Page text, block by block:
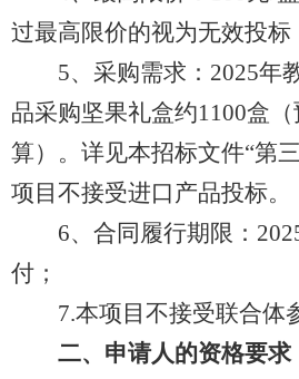
过最高限价的视为无效投标
5、采购需求：2025年
品采购坚果礼盒约1100盒
算）。详见本招标文件“第
项目不接受进口产品投标。
6、合同履行期限：
付；
7.本项目不接受联合体
二、申请人的资格要求